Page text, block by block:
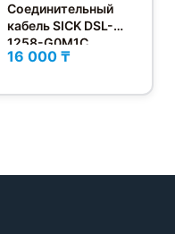
Соединительный
кабель SICK DSL-
1258-G0M1C
16 000 ₸